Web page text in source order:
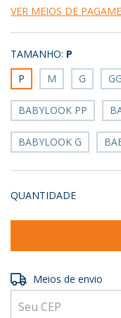
VER MEIOS DE
TAMANHO: P
P
M G GG
BABYLOOK PP
BABYLOOK G
QUANTIDADE
Entregas para o CEP:
Meios de envio